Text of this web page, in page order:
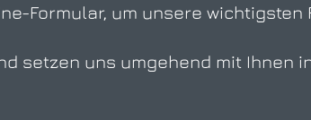
Formular, um unsere wichtigsten
setzen uns umgehend mit Ihnen